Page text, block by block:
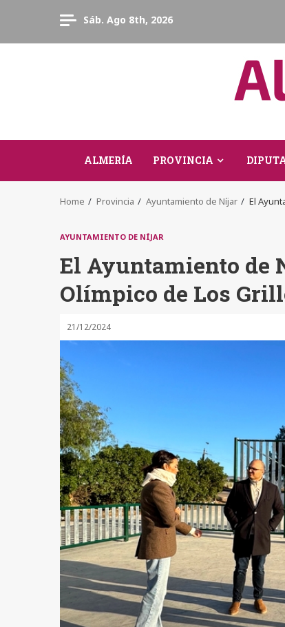
Sáb. Ago 8th, 2026
ALMERÍA PROVINCIA
Home Provincia Ayuntamiento de Níjar El
AYUNTAMIENTO DE NÍJAR
El Ayuntamiento de
Olímpico de Los
21/12/2024